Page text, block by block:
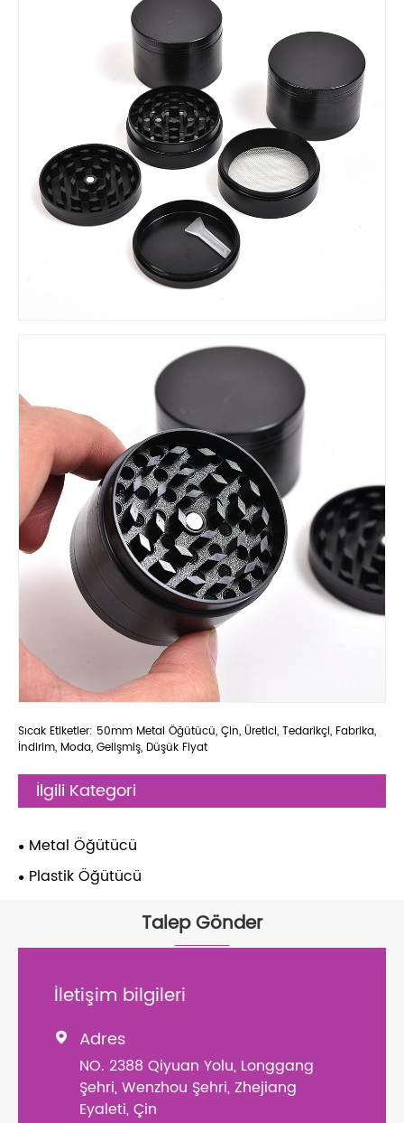
Sıcak Etiketler: 50mm Metal Öğütücü, Çin, Üretici, Tedarikçi, Fabrika,
İndirim, Moda, Gelişmiş, Düşük Fiyat
İlgili Kategori
Metal Öğütücü
Plastik Öğütücü
Talep Gönder
İletişim bilgileri
 Adres
NO. 2388 Qiyuan Yolu, Longgang
Şehri, Wenzhou Şehri, Zhejiang
Eyaleti, Çin